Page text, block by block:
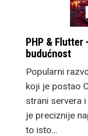
PHP &
budućnost
Popularni
koji je postao
strani servera
je preciznije
to isto…